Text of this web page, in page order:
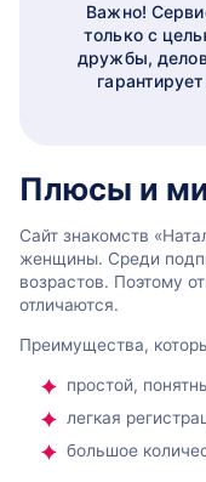
Важно!
только с
дружбы,
Плюсы и
Сайт знакомств
женщины. Среди
возрастов. Поэтому
отличаются.
Преимущества,
простой,
легкая
большое